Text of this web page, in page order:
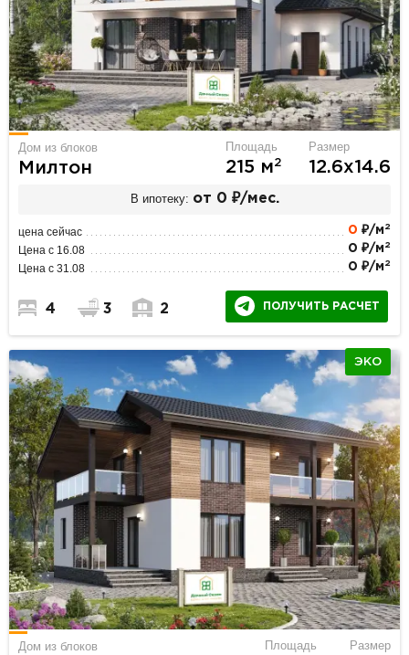
Дом из блоков
Милтон
Площадь
215 м2
Размер
12.6х14.6
В ипотеку: от 0 ₽/мес.
цена сейчас 0 ₽/м 2
Цена с 16.08 0 ₽/м 2
Цена с 31.08 0 ₽/м 2
4 3 2 ПОЛУЧИТЬ РАСЧЕТ
ЭКО
Дом из блоков Площадь Размер